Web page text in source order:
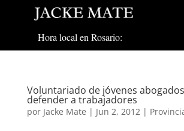
Hora local en Rosario:
Voluntariado de jóvenes
defender a trabajadores
por Jacke Mate | Jun 2, 2012 |